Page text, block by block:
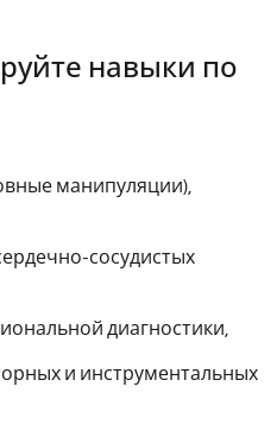
навыки по
манипуляции),
сосудистых
диагностики,
и инструментальных